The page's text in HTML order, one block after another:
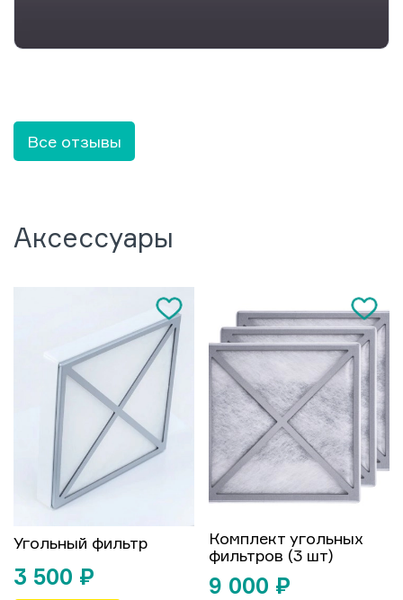
Все отзывы
Аксессуары
Угольный фильтр
3 500 ₽
Комплект угольных
фильтров (3 шт)
9 000 ₽